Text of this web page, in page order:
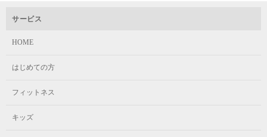
サービス
HOME
はじめての方
フィットネス
キッズ